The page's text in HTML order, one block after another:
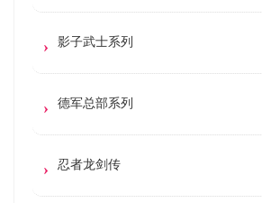
影子武士系列
德军总部系列
忍者龙剑传